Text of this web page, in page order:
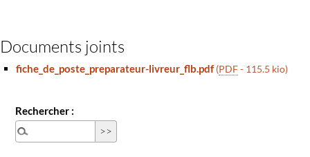
Documents joints
fiche_de_poste_preparateur-livreur_flb.pdf (PDF- 115.5 kio)
Rechercher :